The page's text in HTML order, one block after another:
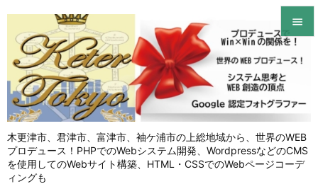
木更津市、君津市、富津市、袖ケ浦市の上総地域から、世界のWEB
プロデュース！PHPでのWebシステム開発、WordpressなどのCMS
を使用してのWebサイト構築、HTML・CSSでのWebページコーデ
ィングも


メニュ
サイド

前へ
